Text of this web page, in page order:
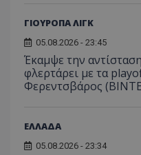
ΓΙΟΥΡΟΠΑ ΛΙΓΚ
05.08.2026 - 23:45
Έκαμψε την
φλερτάρει με τα
Φερεντσβάρος
ΕΛΛΑΔΑ
05.08.2026 - 23:34